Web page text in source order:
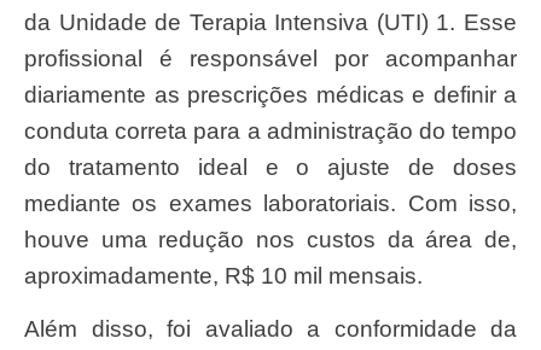
da Unidade de Terapia Intensiva (UTI) 1. Esse
profissional é responsável por acompanhar
diariamente as prescrições médicas e definir a
conduta correta para a administração do tempo
do tratamento ideal e o ajuste de doses
mediante os exames laboratoriais. Com isso,
houve uma redução nos custos da área de,
aproximadamente, R$ 10 mil mensais.
Além disso, foi avaliado a conformidade da